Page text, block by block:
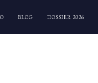
BLOG DOSSIER 2026